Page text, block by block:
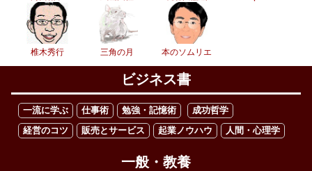
椎木秀行 三角の月 本のソムリエ
ビジネス書
一流に学ぶ 仕事術 勉強・記憶術
成功哲学
経営のコツ
販売とサービス 起業ノウハウ 人間・心理学
一般・教養